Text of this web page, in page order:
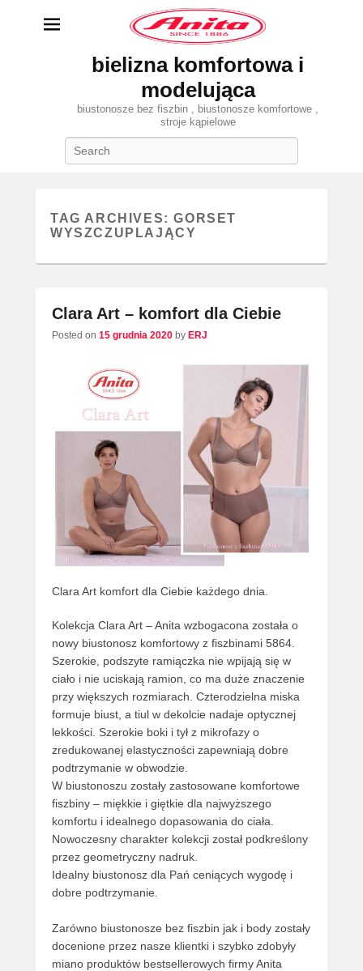
bielizna komfortowa i
modelująca
biustonosze bez fiszbin , biustonosze komfortowe ,
stroje kąpielowe
TAG ARCHIVES:GORSET
WYSZCZUPLAJĄCY
Clara Art – komfort dla Ciebie
Posted on 15 grudnia 2020 by ERJ
Clara Art komfort dla Ciebie każdego dnia.
Kolekcja Clara Art – Anita wzbogacona została o
nowy biustonosz komfortowy z fiszbinami 5864.
Szerokie, podszyte ramiączka nie wpijają się w
ciało i nie uciskają ramion, co ma duże znaczenie
przy większych rozmiarach. Czterodzielna miska
formuje biust, a tiul w dekolcie nadaje optycznej
lekkości. Szerokie boki i tył z mikrofazy o
zredukowanej elastyczności zapewniają dobre
podtrzymanie w obwodzie.
W biustonoszu zostały zastosowane komfortowe
fiszbiny – miękkie i giętkie dla najwyższego
komfortu i idealnego dopasowania do ciała.
Nowoczesny charakter kolekcji został podkreślony
przez geometryczny nadruk.
Idealny biustonosz dla Pań ceniących wygodę i
dobre podtrzymanie.
Zarówno biustonosze bez fiszbin jak i body zostały
docenione przez nasze klientki i szybko zdobyły
miano produktów bestsellerowych firmy Anita